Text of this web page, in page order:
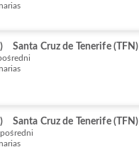
Santa Cruz de Tenerife (TFN)
Santa Cruz de Tenerife (TFN)